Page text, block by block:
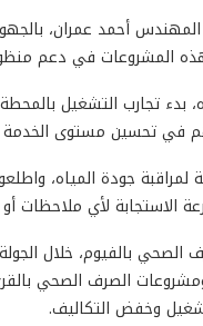
أحمد عمران،
هذه المشروعات في دعم
بدء تجارب التشغيل
في تحسين مستوى الخدمة
جودة المياه،
الاستجابة لأي
بالفيوم، خلال
ومشروعات الصرف الصحي
وخفض التكاليف.